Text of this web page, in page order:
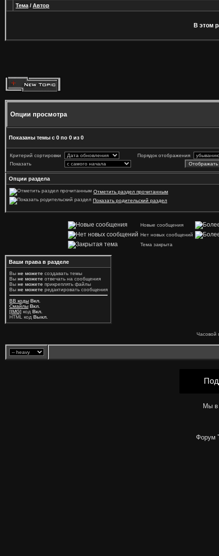
Тема / Автор
В этом
Опции просмотра
Показаны темы с 0 по 0 из 0
Критерий сортировки
Порядок отображения
Показать
Опции раздела
Отметить раздел прочитанным
Показать родительский раздел
Новые сообщения
Нет новых сообщений
Тема закрыта
Ваши права в разделе
Вы не можете создавать темы
Вы не можете отвечать на сообщения
Вы не можете прикреплять файлы
Вы не можете редактировать сообщения
BB коды Вкл.
Смайлы Вкл.
[IMG] код Вкл.
HTML код Выкл.
Часовой
Мы в
Форум